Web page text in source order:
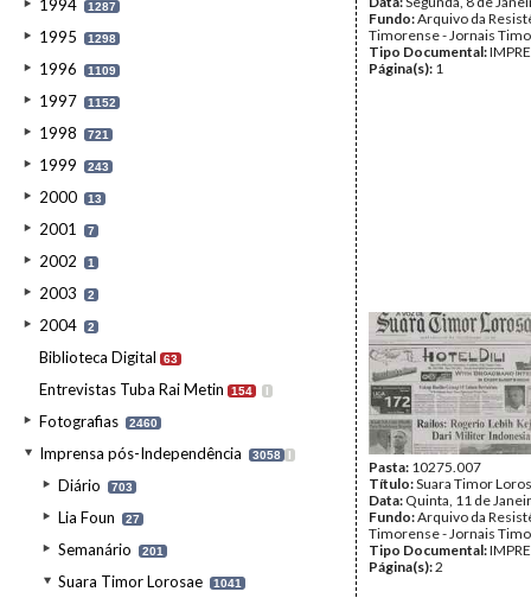
1994 1287
1995 1298
1996 1109
1997 1152
1998 721
1999 243
2000 13
2001 7
2002 1
2003 2
2004 2
Biblioteca Digital 63
Entrevistas Tuba Rai Metin 154 I
Fotografias 2460
Imprensa pós-Independência 3058 I
Diário 703
Lia Foun 27
Semanário 201
Suara Timor Lorosae 1041
Fundo:Arquivo da
Timorense - Jornais
Tipo Documental:
Página(s): 1
Pasta: 10275.007
Título:Suara Timor
Data: Quinta, 11 de
Fundo:Arquivo da
Timorense - Jornais
Tipo Documental:
Página(s):2